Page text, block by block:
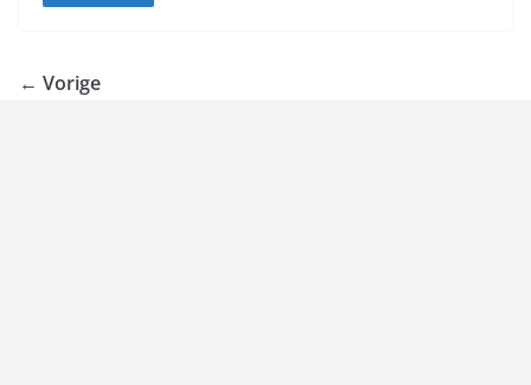
← Vorige